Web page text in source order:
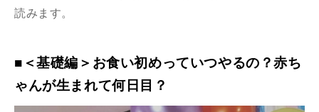
読みます。
■＜基礎編＞お食い初めっていつやるの？赤ち
ゃんが生まれて何日目？